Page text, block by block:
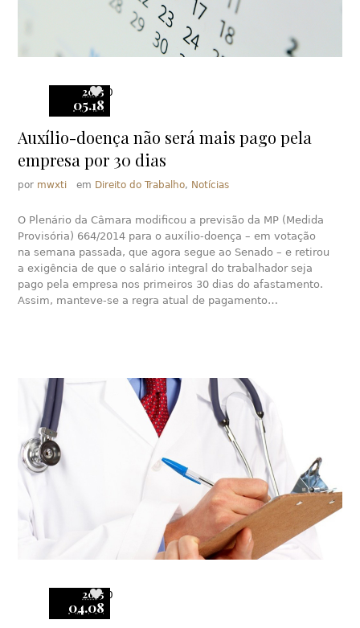
2015
05.18
0
Auxílio-doença não será mais pago pela
empresa por 30 dias
por mwxti em Direito do Trabalho, Notícias
O Plenário da Câmara modificou a previsão da MP (Medida
Provisória) 664/2014 para o auxílio-doença – em votação
na semana passada, que agora segue ao Senado – e retirou
a exigência de que o salário integral do trabalhador seja
pago pela empresa nos primeiros 30 dias do afastamento.
Assim, manteve-se a regra atual de pagamento…
2015
04.08
0